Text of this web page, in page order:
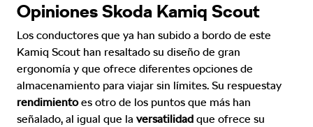
Opiniones Skoda Kamiq Scout
Los conductores que ya han subido a bordo de este
Kamiq Scout han resaltado su diseño de gran
ergonomía y que ofrece diferentes opciones de
almacenamiento para viajar sin límites. Su respuestay
rendimientoes otro de los puntos que más han
señalado, al igual que la versatilidad que ofrece su